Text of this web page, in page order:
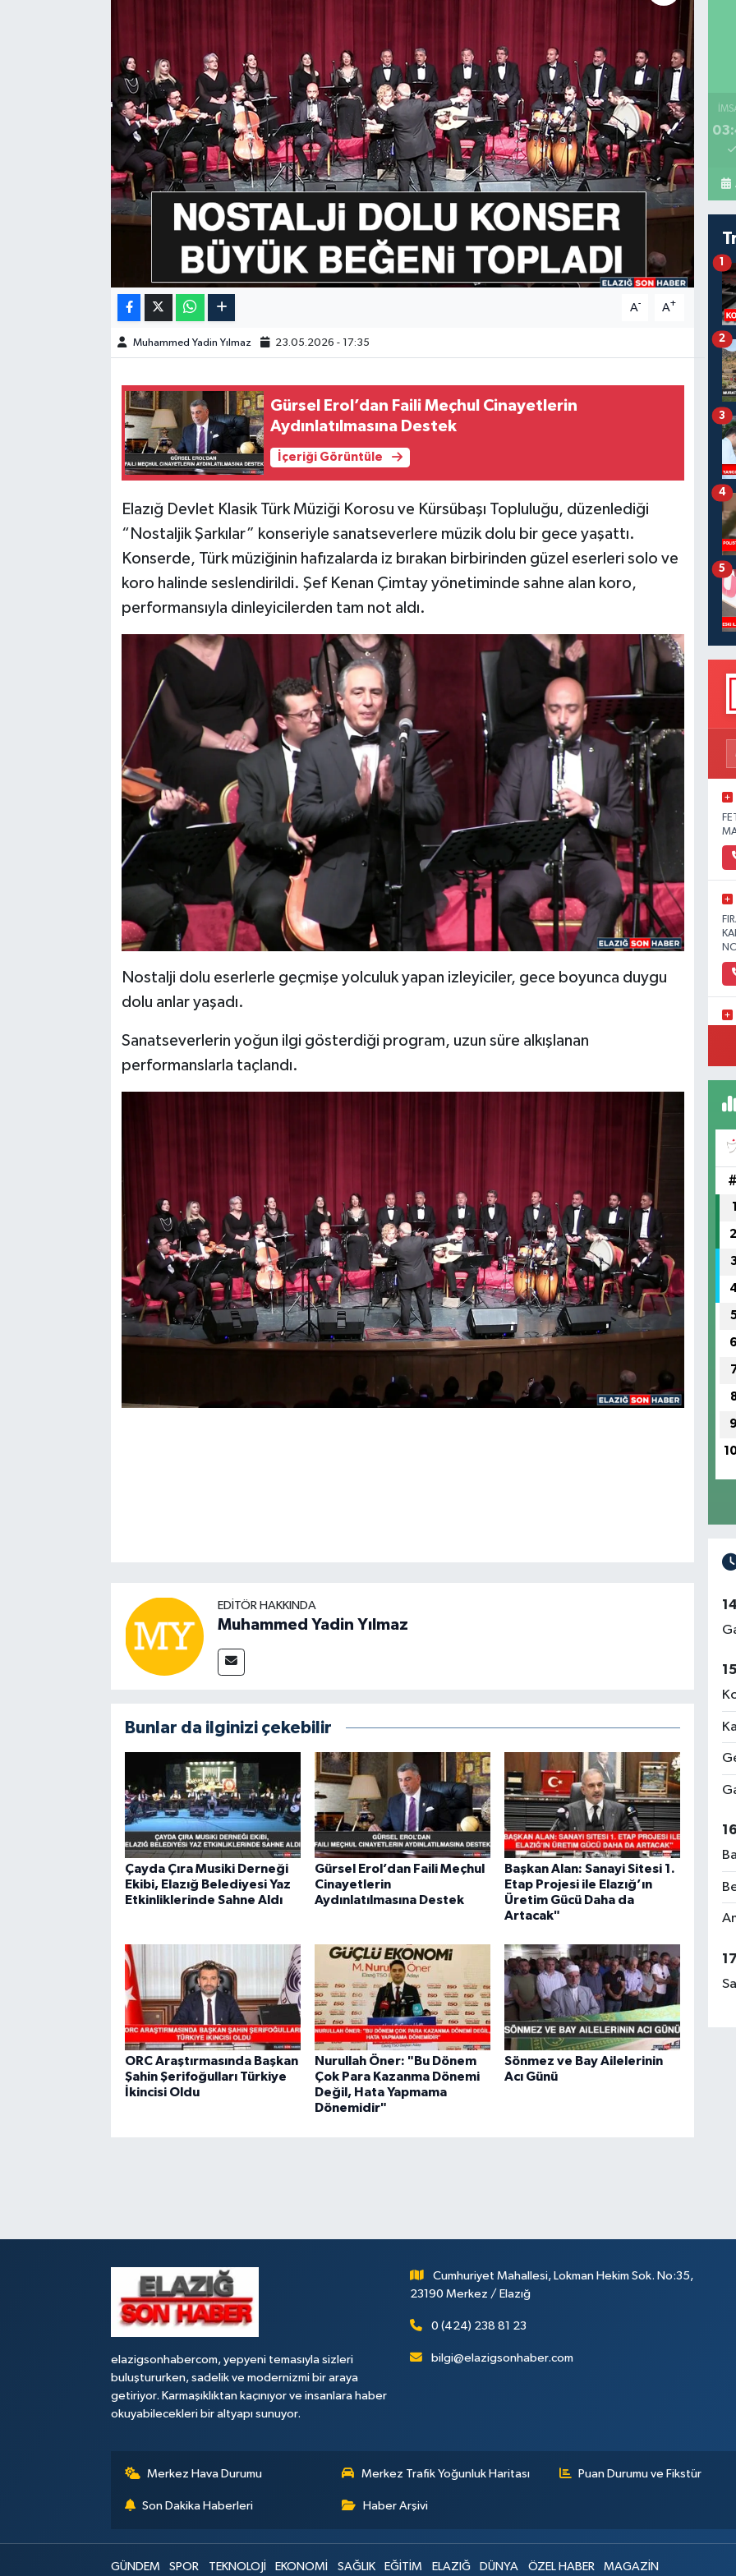
A- A+
Muhammed Yadin Yılmaz 23.05.2026 - 17:35
Gürsel Erol’dan Faili Meçhul Cinayetlerin
Aydınlatılmasına Destek
İçeriği Görüntüle
Elazığ Devlet Klasik Türk Müziği Korosu ve Kürsübaşı Topluluğu, düzenlediği
“Nostaljik Şarkılar” konseriyle sanatseverlere müzik dolu bir gece yaşattı.
Konserde, Türk müziğinin hafızalarda iz bırakan birbirinden güzel eserleri solo ve
koro halinde seslendirildi. Şef Kenan Çimtay yönetiminde sahne alan koro,
performansıyla dinleyicilerden tam not aldı.
Nostalji dolu eserlerle geçmişe yolculuk yapan izleyiciler, gece boyunca duygu
dolu anlar yaşadı.
Sanatseverlerin yoğun ilgi gösterdiği program, uzun süre alkışlanan
performanslarla taçlandı.
EDITÖR HAKKINDA
Muhammed Yadin Yılmaz
Bunlar da ilginizi çekebilir
Çayda Çıra Musiki Derneği
Ekibi, Elazığ Belediyesi Yaz
Etkinliklerinde Sahne Aldı
Gürsel Erol’dan Faili Meçhul
Cinayetlerin
Aydınlatılmasına Destek
Başkan Alan: Sanayi Sitesi 1.
Etap Projesi ile Elazığ’ın
Üretim Gücü Daha da
Artacak"
ORC Araştırmasında Başkan
Şahin Şerifoğulları Türkiye
İkincisi Oldu
Nurullah Öner: "Bu Dönem
Çok Para Kazanma Dönemi
Değil, Hata Yapmama
Dönemidir"
Sönmez ve Bay Ailelerinin
Acı Günü
1
2
3
4
5
#
1
2
6
9
elazigsonhabercom, yepyeni temasıyla sizleri
buluştururken, sadelik ve modernizmi bir araya
getiriyor. Karmaşıklıktan kaçınıyor ve insanlara haber
okuyabilecekleri bir altyapı sunuyor.
Cumhuriyet Mahallesi, Lokman Hekim Sok. No:35,
23190 Merkez / Elazığ
0 (424) 238 81 23
bilgi@elazigsonhaber.com
Merkez Hava Durumu Merkez Trafik Yoğunluk Haritası Puan Durumu ve Fikstür
Son Dakika Haberleri Haber Arşivi
GÜNDEM SPOR TEKNOLOJİ EKONOMİ SAĞLIK EĞİTİM ELAZIĞ DÜNYA ÖZEL HABER MAGAZİN
HABERDE İNSAN
KÜLTÜR-SANAT